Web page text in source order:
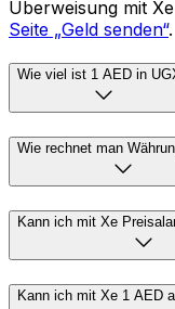
Überweisung mit
Seite „Geld senden“.
Wie viel ist 1 AED in
Wie rechnet man
Kann ich mit Xe
Kann ich mit Xe 1 AED